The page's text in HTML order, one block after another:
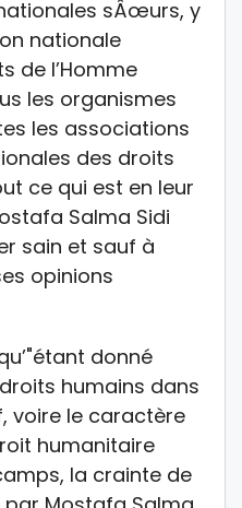
sÂœurs, y
nationale
de l’Homme
les organismes
les associations
des droits
ce qui est en leur
Salma Sidi
sain et sauf à
opinions
donné
humains dans
voire le caractère
humanitaire
la crainte de